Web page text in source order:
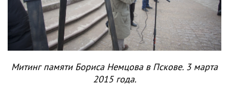
Митинг памяти Бориса Немцова в Пскове. 3 марта
2015 года.